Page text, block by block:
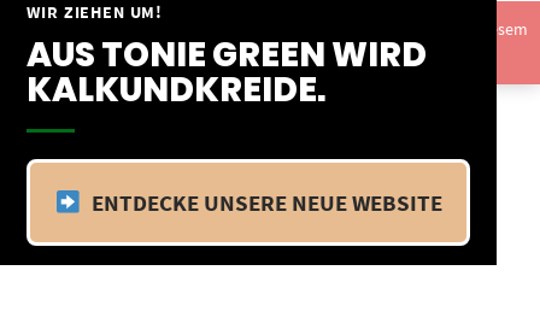
WIR ZIEHEN UM!
AUS TONIE GREEN WIRD
KALKUNDKREIDE.
ENTDECKE UNSERE NEUE WEBSITE
Springe
Inhalt
Vom 09.04.25 - 20.04.25 befinden wir uns im Betriebsurlaub. In diesem
Zeitraum findet kein Versand statt.Ausblenden